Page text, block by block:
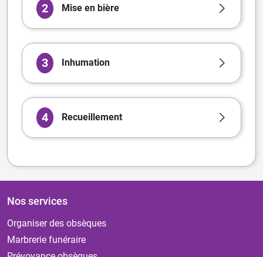
2 Mise en bière
3 Inhumation
4 Recueillement
Nos services
Organiser des obsèques
Marbrerie funéraire